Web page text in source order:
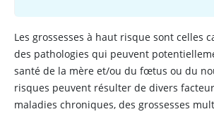
Les grossesses à haut risque sont celles
des pathologies qui peuvent
santé de la mère et/ou du fœtus ou du
risques peuvent résulter de divers
maladies chroniques, des grossesses